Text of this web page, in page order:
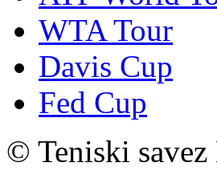
WTA Tour
Davis Cup
Fed Cup
© Teniski